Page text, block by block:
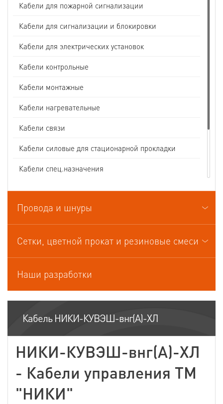
Кабели для пожарной сигнализации
Кабели для сигнализации и блокировки
Кабели для электрических установок
Кабели контрольные
Кабели монтажные
Кабели нагревательные
Кабели связи
Кабели силовые для стационарной прокладки
Кабели спец.назначения
Кабели судовые
Кабели термоэлектродные
Провода и шнуры
Сетки, цветной прокат и резиновые смеси
Наши разработки
Кабель НИКИ-КУВЭШ-внг(А)-ХЛ
НИКИ-КУВЭШ-внг(А)-ХЛ
- Кабели управления ТМ
"НИКИ"